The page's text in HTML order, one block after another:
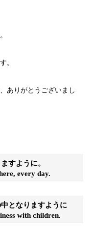
。
ありがとうございまし
すように。
every day.
となりますように
with children.